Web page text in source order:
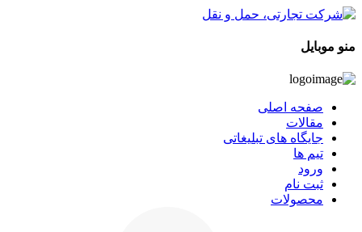
منو موبایل
صفحه اصلی
مقالات
جایگاه های تبلیغاتی
تیم ها
ورود
ثبت نام
محصولات